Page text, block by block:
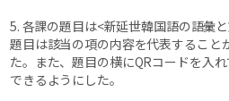
5. 各課の題目は<新延世韓国語の語彙
題目は該当の項の内容を代表すること
た。また、題目の横にQRコードを入
できるようにした。